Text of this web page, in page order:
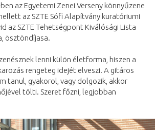
az Egyetemi Zenei Verseny könnyűzene
az SZTE Sófi Alapítvány kuratóriumi
az SZTE Tehetségpont Kiválósági Lista
ösztöndíjasa.
lenni külön életforma, hiszen a
rengeteg idejét elveszi. A gitáros
tanul, gyakorol, vagy dolgozik, akkor
tölti. Szeret főzni, legjobban